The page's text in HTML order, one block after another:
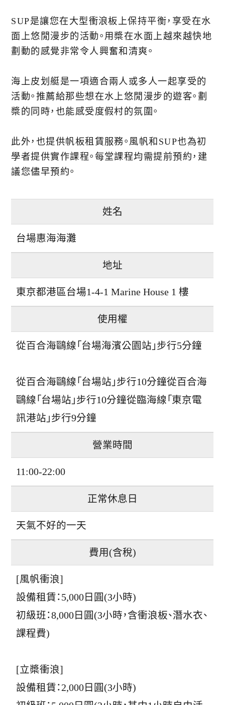
SUP是讓您在大型衝浪板上保持平衡，享受在水
面上悠閒漫步的活動。用槳在水面上越來越快地
劃動的感覺非常令人興奮和清爽。
海上皮划艇是一項適合兩人或多人一起享受的
活動。推薦給那些想在水上悠閒漫步的遊客。劃
槳的同時，也能感受度假村的氛圍。
此外，也提供帆板租賃服務。風帆和SUP也為初
學者提供實作課程。每堂課程均需提前預約，建
議您儘早預約。
姓名
台場惠海海灘
地址
東京都港區台場1-4-1 Marine House 1 樓
使用權
從百合海鷗線「台場海濱公園站」步行5分鐘
從百合海鷗線「台場站」步行10分鐘從百合海
鷗線「台場站」步行10分鐘從臨海線「東京電
訊港站」步行9分鐘
營業時間
11:00-22:00
正常休息日
天氣不好的一天
費用(含稅)
[風帆衝浪]
設備租賃：5,000日圓(3小時)
初級班：8,000日圓(3小時，含衝浪板、潛水衣、
課程費)
[立槳衝浪]
設備租賃：2,000日圓(3小時)